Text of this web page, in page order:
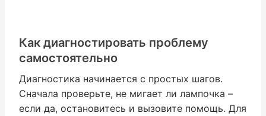
Как диагностировать проблему
самостоятельно
Диагностика начинается с простых шагов.
Сначала проверьте, не мигает ли лампочка –
если да, остановитесь и вызовите помощь. Для